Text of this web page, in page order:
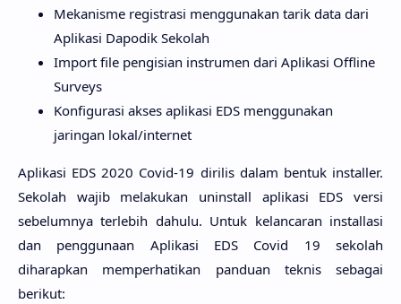
Mekanisme registrasi menggunakan tarik data dari
Aplikasi Dapodik Sekolah
Import file pengisian instrumen dari Aplikasi Offline
Surveys
Konfigurasi akses aplikasi EDS menggunakan
jaringan lokal/internet
Aplikasi EDS 2020 Covid-19 dirilis dalam bentuk installer.
Sekolah wajib melakukan uninstall aplikasi EDS versi
sebelumnya terlebih dahulu. Untuk kelancaran installasi
dan penggunaan Aplikasi EDS Covid 19 sekolah
diharapkan memperhatikan panduan teknis sebagai
berikut: